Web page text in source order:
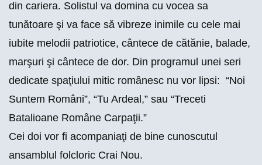
din cariera. Solistul va domina cu vocea sa
tunătoare şi va face să vibreze inimile cu cele mai
iubite melodii patriotice, cântece de cătănie, balade,
marşuri şi cântece de dor. Din programul unei seri
dedicate spaţiului mitic românesc nu vor lipsi: “Noi
Suntem Români”, “Tu Ardeal,” sau “Treceti
Batalioane Române Carpaţii.”
Cei doi vor fi acompaniaţi de bine cunoscutul
ansamblul folcloric Crai Nou.